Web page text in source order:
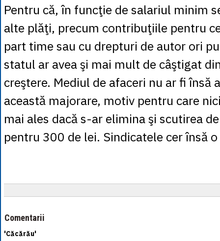
Pentru că, în funcţie de salariul minim
alte plăţi, precum contribuţiile pentru
part time sau cu drepturi de autor ori
statul ar avea şi mai mult de câştigat
creştere. Mediul de afaceri nu ar fi însă
această majorare, motiv pentru care
mai ales dacă s-ar elimina şi scutirea
pentru 300 de lei. Sindicatele cer însă
Comentarii
'Căcărău'